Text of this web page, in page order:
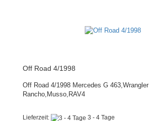
Off Road 4/1998
Off Road 4/1998 Mercedes G 463,Wrangler
Rancho,Musso,RAV4
Lieferzeit: 3 - 4 Tage